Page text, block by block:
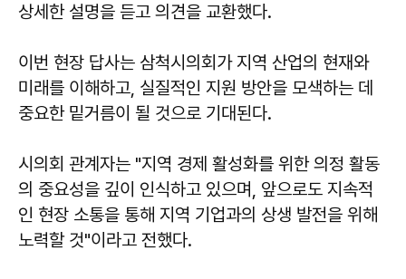
상세한 설명을 듣고 의견을 교환했다.
이번 현장 답사는 삼척시의회가 지역 산업의 현재와
미래를 이해하고, 실질적인 지원 방안을 모색하는 데
중요한 밑거름이 될 것으로 기대된다.
시의회 관계자는 "지역 경제 활성화를 위한 의정 활동
의 중요성을 깊이 인식하고 있으며, 앞으로도 지속적
인 현장 소통을 통해 지역 기업과의 상생 발전을 위해
노력할 것"이라고 전했다.